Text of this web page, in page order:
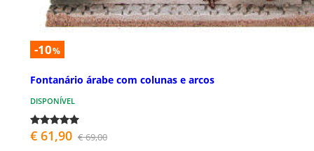
-10%
Fontanário árabe com colunas e arcos
DISPONÍVEL
€ 61,90 € 69,00